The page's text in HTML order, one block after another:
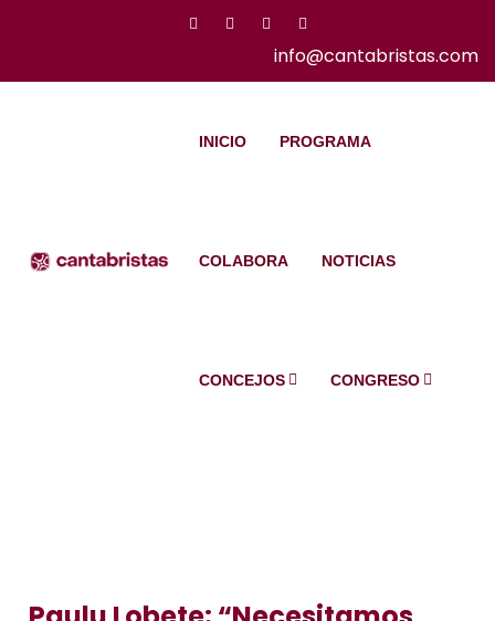
info@cantabristas.com
INICIO PROGRAMA
COLABORA NOTICIAS
CONCEJOS CONGRESO